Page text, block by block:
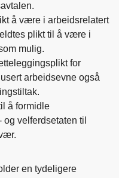
å være i arbeidsrelatert
plikt til å være i
mulig.
for
arbeidsevne også
å formidle
velferdsetaten til
en tydeligere